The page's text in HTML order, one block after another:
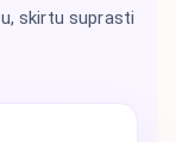
skirtu suprasti